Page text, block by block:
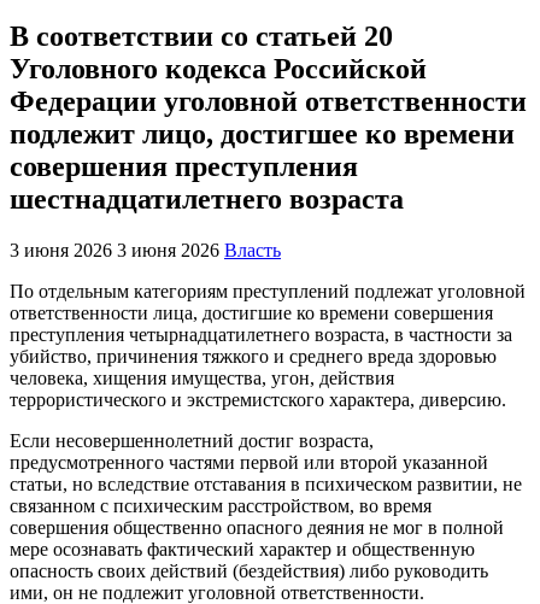
В соответствии со статьей 20
Уголовного кодекса Российской
Федерации уголовной ответственности
подлежит лицо, достигшее ко времени
совершения преступления
шестнадцатилетнего возраста
3 июня 2026 3 июня 2026 Власть
По отдельным категориям преступлений подлежат уголовной
ответственности лица, достигшие ко времени совершения
преступления четырнадцатилетнего возраста, в частности за
убийство, причинения тяжкого и среднего вреда здоровью
человека, хищения имущества, угон, действия
террористического и экстремистского характера, диверсию.
Если несовершеннолетний достиг возраста,
предусмотренного частями первой или второй указанной
статьи, но вследствие отставания в психическом развитии, не
связанном с психическим расстройством, во время
совершения общественно опасного деяния не мог в полной
мере осознавать фактический характер и общественную
опасность своих действий (бездействия) либо руководить
ими, он не подлежит уголовной ответственности.